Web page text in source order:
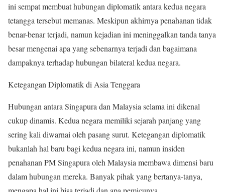
ini sempat membuat hubungan diplomatik antara kedua negara
tetangga tersebut memanas. Meskipun akhirnya penahanan tidak
benar-benar terjadi, namun kejadian ini meninggalkan tanda tanya
besar mengenai apa yang sebenarnya terjadi dan bagaimana
dampaknya terhadap hubungan bilateral kedua negara.
Ketegangan Diplomatik di Asia Tenggara
Hubungan antara Singapura dan Malaysia selama ini dikenal
cukup dinamis. Kedua negara memiliki sejarah panjang yang
sering kali diwarnai oleh pasang surut. Ketegangan diplomatik
bukanlah hal baru bagi kedua negara ini, namun insiden
penahanan PM Singapura oleh Malaysia membawa dimensi baru
dalam hubungan mereka. Banyak pihak yang bertanya-tanya,